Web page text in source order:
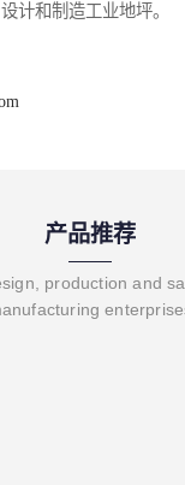
计和制造工业地坪。
产品推荐
production and